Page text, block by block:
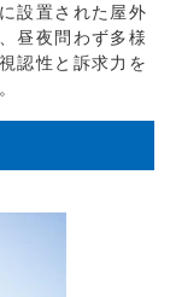
設置された屋外
昼夜問わず多様
認性と訴求力を